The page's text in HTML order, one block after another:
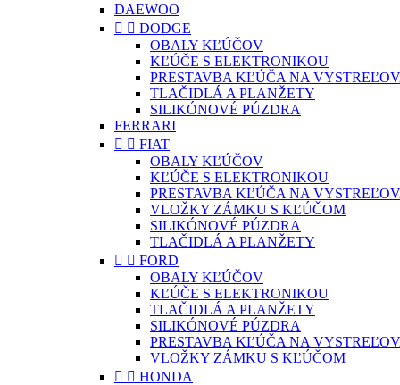
DAEWOO
  DODGE
OBALY KĽÚČOV
KĽÚČE S ELEKTRONIKOU
PRESTAVBA KĽÚČA NA
TLAČIDLÁ A PLANŽETY
SILIKÓNOVÉ PÚZDRA
FERRARI
  FIAT
OBALY KĽÚČOV
KĽÚČE S ELEKTRONIKOU
PRESTAVBA KĽÚČA NA
VLOŽKY ZÁMKU S KĽÚČOM
SILIKÓNOVÉ PÚZDRA
TLAČIDLÁ A PLANŽETY
  FORD
OBALY KĽÚČOV
KĽÚČE S ELEKTRONIKOU
TLAČIDLÁ A PLANŽETY
SILIKÓNOVÉ PÚZDRA
PRESTAVBA KĽÚČA NA
VLOŽKY ZÁMKU S KĽÚČOM
  HONDA